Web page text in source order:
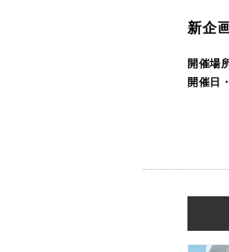
新企
開催場
開催日